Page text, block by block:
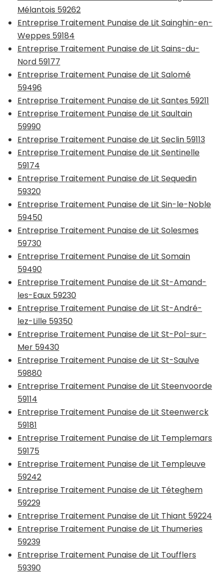
Mélantois 59262
Entreprise Traitement Punaise de Lit Sainghin-en-
Weppes 59184
Entreprise Traitement Punaise de Lit Sains-du-
Nord 59177
Entreprise Traitement Punaise de Lit Salomé
59496
Entreprise Traitement Punaise de Lit Santes 59211
Entreprise Traitement Punaise de Lit Saultain
59990
Entreprise Traitement Punaise de Lit Seclin 59113
Entreprise Traitement Punaise de Lit Sentinelle
59174
Entreprise Traitement Punaise de Lit Sequedin
59320
Entreprise Traitement Punaise de Lit Sin-le-Noble
59450
Entreprise Traitement Punaise de Lit Solesmes
59730
Entreprise Traitement Punaise de Lit Somain
59490
Entreprise Traitement Punaise de Lit St-Amand-
les-Eaux 59230
Entreprise Traitement Punaise de Lit St-André-
lez-Lille 59350
Entreprise Traitement Punaise de Lit St-Pol-sur-
Mer 59430
Entreprise Traitement Punaise de Lit St-Saulve
59880
Entreprise Traitement Punaise de Lit Steenvoorde
59114
Entreprise Traitement Punaise de Lit Steenwerck
59181
Entreprise Traitement Punaise de Lit Templemars
59175
Entreprise Traitement Punaise de Lit Templeuve
59242
Entreprise Traitement Punaise de Lit Téteghem
59229
Entreprise Traitement Punaise de Lit Thiant 59224
Entreprise Traitement Punaise de Lit Thumeries
59239
Entreprise Traitement Punaise de Lit Toufflers
59390